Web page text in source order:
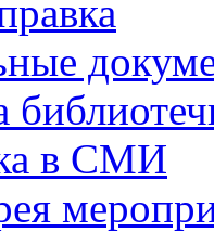
в СМИ